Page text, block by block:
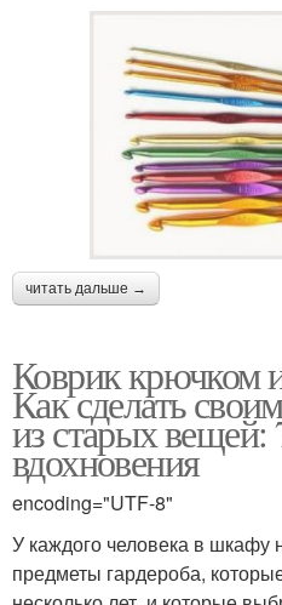
читать дальше →
Коврик крючком
Как сделать
из старых вещей:
вдохновения
encoding="UTF-8"
У каждого человека в шкафу
предметы гардероба,